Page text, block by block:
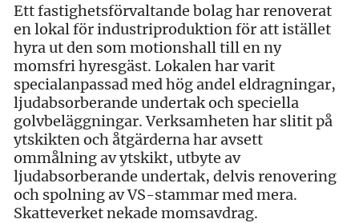
Ett fastighetsförvaltande bolag har renoverat
en lokal för industriproduktion för att istället
hyra ut den som motionshall till en ny
momsfri hyresgäst. Lokalen har varit
specialanpassad med hög andel eldragningar,
ljudabsorberande undertak och speciella
golvbeläggningar. Verksamheten har slitit på
ytskikten och åtgärderna har avsett
ommålning av ytskikt, utbyte av
ljudabsorberande undertak, delvis renovering
och spolning av VS-stammar med mera.
Skatteverket nekade momsavdrag.